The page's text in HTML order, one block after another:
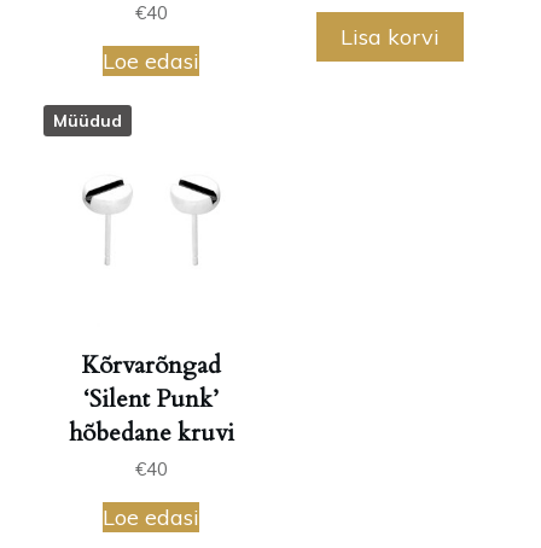
€40
Loe edasi
Lisa korvi
Müüdud
Kõrvarõngad
‘Silent Punk’
hõbedane kruvi
€40
Loe edasi